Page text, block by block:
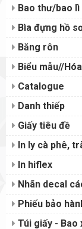
Bao thư/bao lì
Bìa đựng hồ
Băng rôn
Biểu mẫu//
Catalogue
Danh thiếp
Giấy tiêu đề
In ly cà phê,
In hiflex
Nhãn decal
Phiếu bảo
Túi giấy - Bao